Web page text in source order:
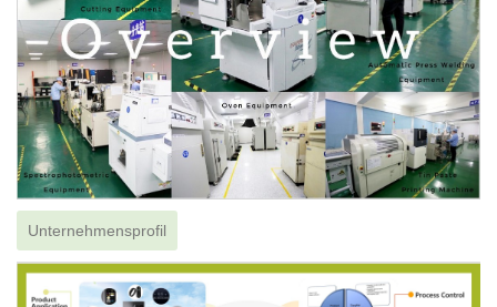
Unternehmensprofil